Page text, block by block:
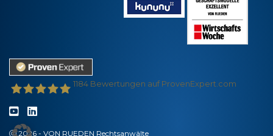
VON RUEDEN - Partnerschaft für Rechtsanwälte
1184 Bewertungen auf ProvenExpert.com
2026 - VON RUEDEN Rechtsanwälte